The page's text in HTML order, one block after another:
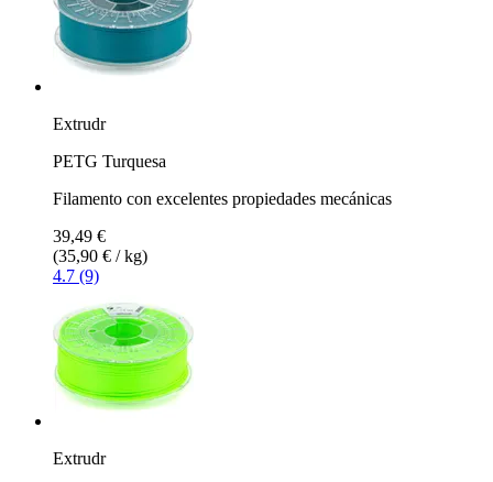
Extrudr
PETG Turquesa
Filamento con excelentes propiedades mecánicas
39,49 €
(35,90 € / kg)
4.7 (9)
Extrudr